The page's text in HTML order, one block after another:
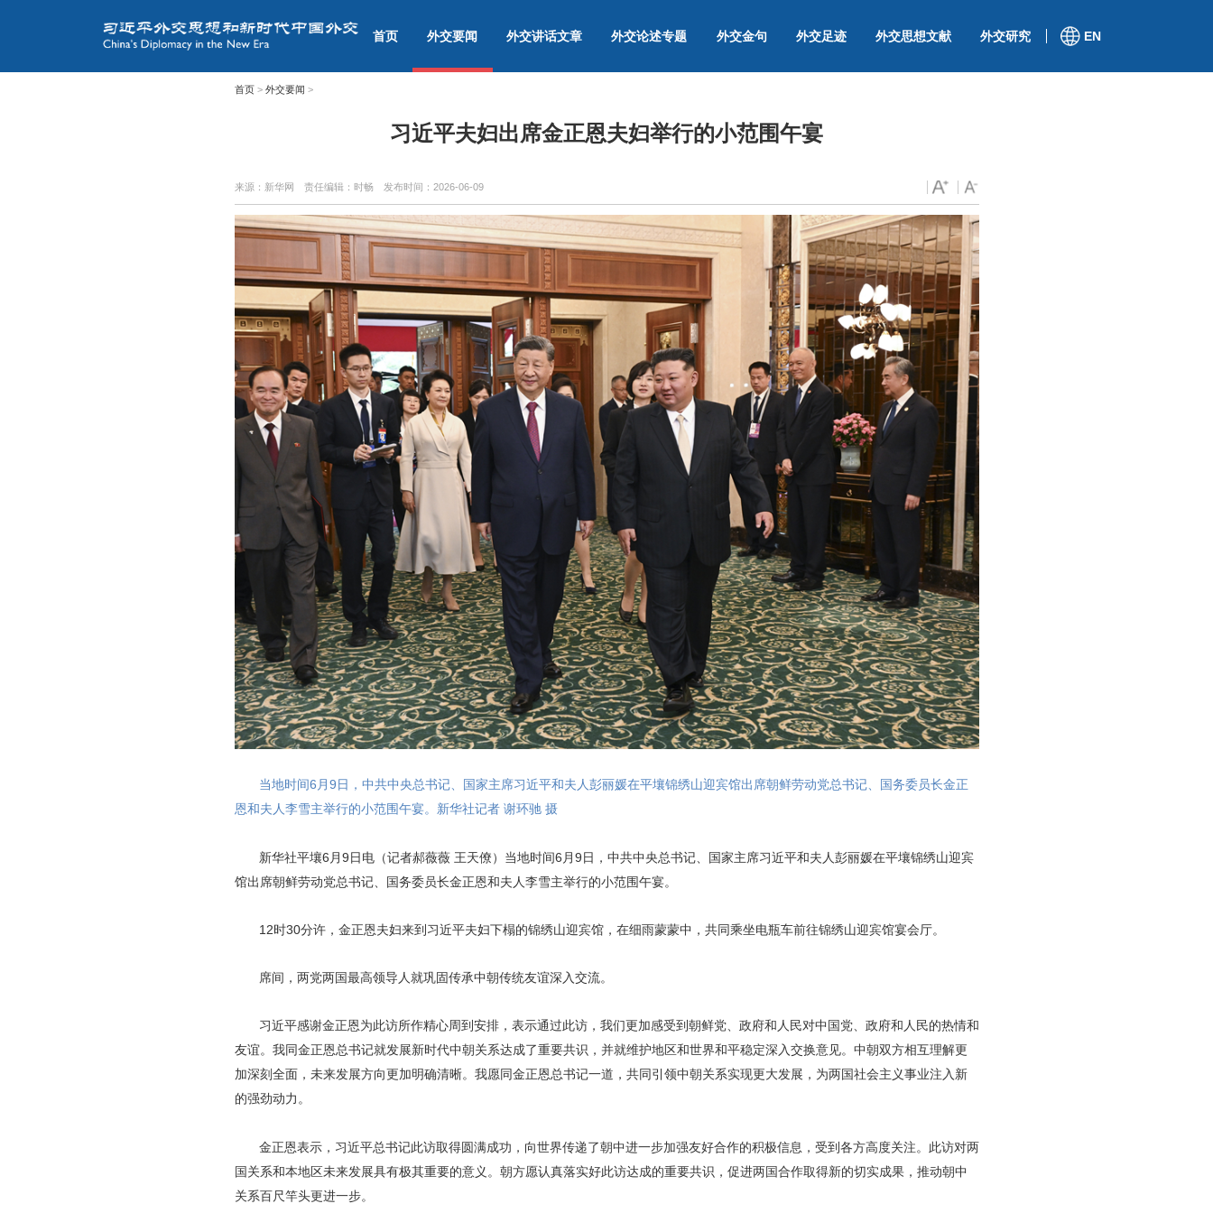
首页 外交要闻 外交讲话文章 外交论述专题 外交金句 外交足迹 外交思想文献 外交研究 EN
首页> 外交要闻 >
习近平夫妇出席金正恩夫妇举行的小范围午宴
来源：新华网 责任编辑：时畅 发布时间： 2026-06-09
当地时间6月9日，中共中央总书记、国家主席习近平和夫人彭丽媛在平壤锦绣山迎宾馆出席朝鲜劳动党总书记、国务委员长金正
恩和夫人李雪主举行的小范围午宴。新华社记者 谢环驰 摄
新华社平壤6月9日电（记者郝薇薇 王天僚）当地时间6月9日，中共中央总书记、国家主席习近平和夫人彭丽媛在平壤锦绣山迎宾
馆出席朝鲜劳动党总书记、国务委员长金正恩和夫人李雪主举行的小范围午宴。
12时30分许，金正恩夫妇来到习近平夫妇下榻的锦绣山迎宾馆，在细雨蒙蒙中，共同乘坐电瓶车前往锦绣山迎宾馆宴会厅。
席间，两党两国最高领导人就巩固传承中朝传统友谊深入交流。
习近平感谢金正恩为此访所作精心周到安排，表示通过此访，我们更加感受到朝鲜党、政府和人民对中国党、政府和人民的热情和
友谊。我同金正恩总书记就发展新时代中朝关系达成了重要共识，并就维护地区和世界和平稳定深入交换意见。中朝双方相互理解更
加深刻全面，未来发展方向更加明确清晰。我愿同金正恩总书记一道，共同引领中朝关系实现更大发展，为两国社会主义事业注入新
的强劲动力。
金正恩表示，习近平总书记此访取得圆满成功，向世界传递了朝中进一步加强友好合作的积极信息，受到各方高度关注。此访对两
国关系和本地区未来发展具有极其重要的意义。朝方愿认真落实好此访达成的重要共识，促进两国合作取得新的切实成果，推动朝中
关系百尺竿头更进一步。